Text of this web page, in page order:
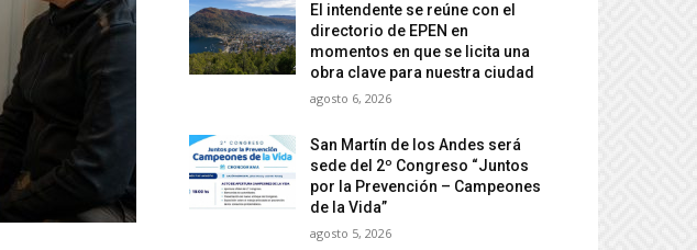
El intendente se reúne con el
directorio de EPEN en
momentos en que se licita una
obra clave para nuestra ciudad
agosto 6, 2026
San Martín de los Andes será
sede del 2º Congreso “Juntos
por la Prevención – Campeones
de la Vida”
agosto 5, 2026